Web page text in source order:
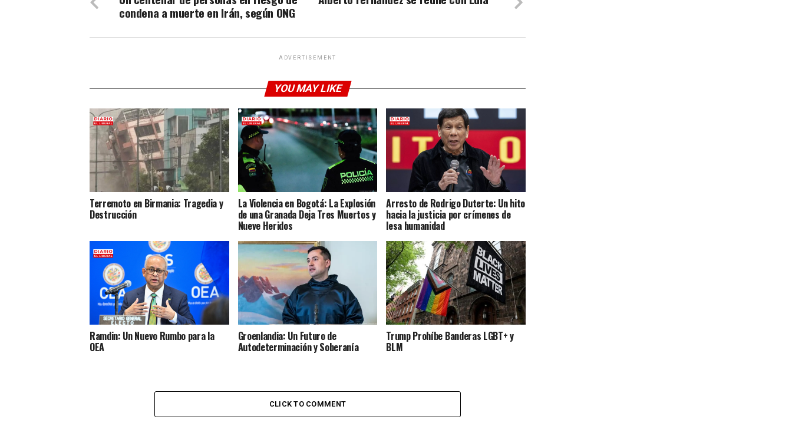
condena a muerte en Irán, según ONG
ADVERTISEMENT
YOU MAY LIKE
Terremoto en Birmania: Tragedia y
Destrucción
La Violencia en Bogotá: La Explosión
de una Granada Deja Tres Muertos y
Nueve Heridos
Arresto de Rodrigo Duterte: Un hito
hacia la justicia por crímenes de
lesa humanidad
Ramdin: Un Nuevo Rumbo para la
OEA
Groenlandia: Un Futuro de
Autodeterminación y Soberanía
Trump Prohíbe Banderas LGBT+ y
BLM
CLICK TO COMMENT